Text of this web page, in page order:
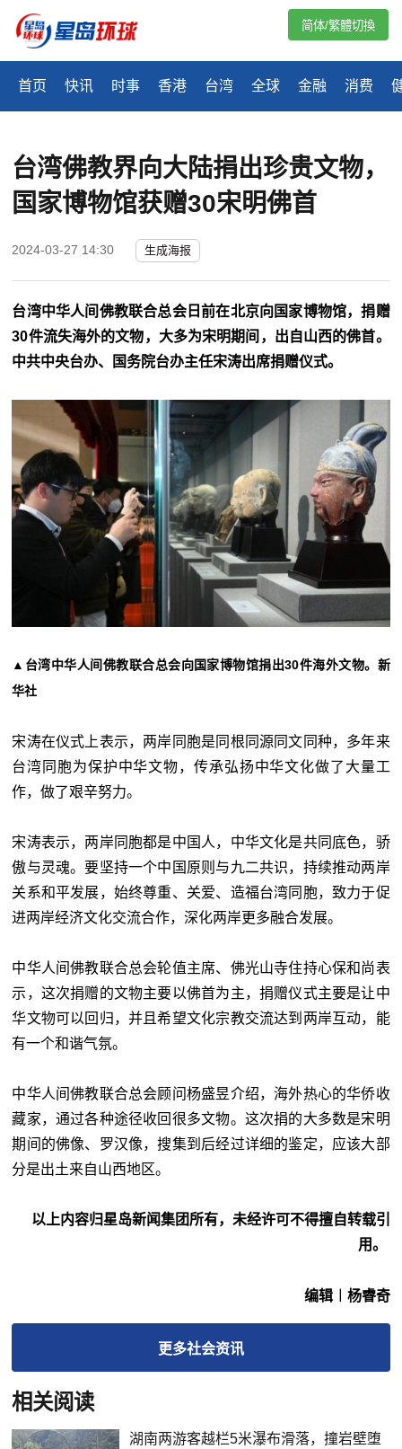
首页 快讯 时事 香港 台湾 全球 金融 消费
简体/繁體切換
台湾佛教界向大陆捐出珍贵文物，
国家博物馆获赠30宋明佛首
2024-03-27 14:30 生成海报
台湾中华人间佛教联合总会日前在北京向国家博物馆，捐赠
30件流失海外的文物，大多为宋明期间，出自山西的佛首。
中共中央台办、国务院台办主任宋涛出席捐赠仪式。
▲台湾中华人间佛教联合总会向国家博物馆捐出30件海外文物。新
华社
宋涛在仪式上表示，两岸同胞是同根同源同文同种，多年来
台湾同胞为保护中华文物，传承弘扬中华文化做了大量工
作，做了艰辛努力。
宋涛表示，两岸同胞都是中国人，中华文化是共同底色，骄
傲与灵魂。要坚持一个中国原则与九二共识，持续推动两岸
关系和平发展，始终尊重、关爱、造福台湾同胞，致力于促
进两岸经济文化交流合作，深化两岸更多融合发展。
中华人间佛教联合总会轮值主席、佛光山寺住持心保和尚表
示，这次捐赠的文物主要以佛首为主，捐赠仪式主要是让中
华文物可以回归，并且希望文化宗教交流达到两岸互动，能
有一个和谐气氛。
中华人间佛教联合总会顾问杨盛昱介绍，海外热心的华侨收
藏家，通过各种途径收回很多文物。这次捐的大多数是宋明
期间的佛像、罗汉像，搜集到后经过详细的鉴定，应该大部
分是出土来自山西地区。
以上内容归星岛新闻集团所有，未经许可不得擅自转载引
用。
编辑︱杨睿奇
更多社会资讯
相关阅读
湖南两游客越栏5米瀑布滑落，撞岩壁堕